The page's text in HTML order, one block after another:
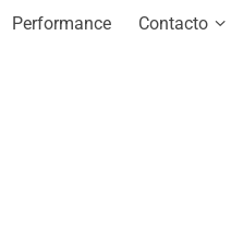
Performance Contacto